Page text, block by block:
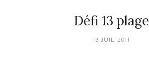
Défi 13 plage
13 JUIL. 2011